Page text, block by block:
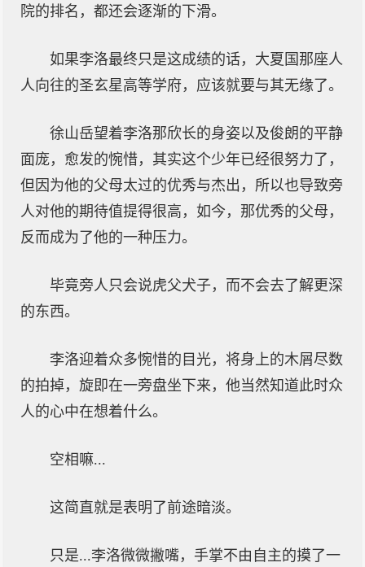
院的排名，都还会逐渐的下滑。
如果李洛最终只是这成绩的话，大夏国那座人
人向往的圣玄星高等学府，应该就要与其无缘了。
徐山岳望着李洛那欣长的身姿以及俊朗的平静
面庞，愈发的惋惜，其实这个少年已经很努力了，
但因为他的父母太过的优秀与杰出，所以也导致旁
人对他的期待值提得很高，如今，那优秀的父母，
反而成为了他的一种压力。
毕竟旁人只会说虎父犬子，而不会去了解更深
的东西。
李洛迎着众多惋惜的目光，将身上的木屑尽数
的拍掉，旋即在一旁盘坐下来，他当然知道此时众
人的心中在想着什么。
空相嘛...
这简直就是表明了前途暗淡。
只是...李洛微微撇嘴，手掌不由自主的摸了一